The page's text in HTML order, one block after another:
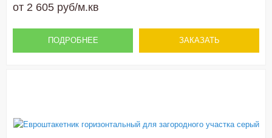
от 2 605 руб/м.кв
ПОДРОБНЕЕ ЗАКАЗАТЬ